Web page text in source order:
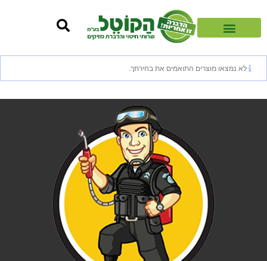
לא נמצאו מוצרים התואמים את בחירתך.